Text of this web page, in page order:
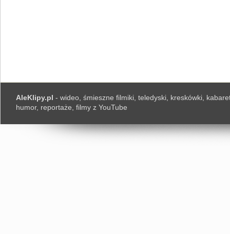
AleKlipy.pl - wideo, śmieszne filmiki, teledyski, kreskówki,
humor, reportaże, filmy z YouTube